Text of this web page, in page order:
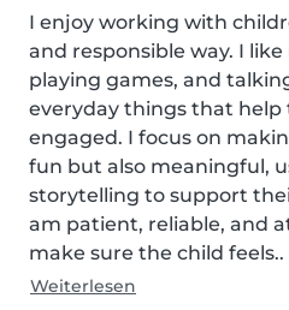
I enjoy working with
and responsible way. I
playing games, and
everyday things that help
engaged. I focus on
fun but also meaningful,
storytelling to support
am patient, reliable, and
make sure the child feels..
Weiterlesen